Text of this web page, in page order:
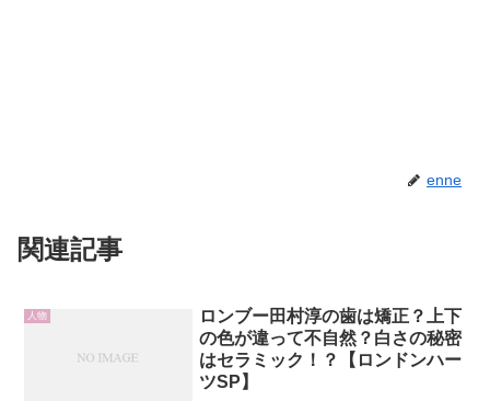
enne
関連記事
人物
ロンブー田村淳の歯は矯正？上下
の色が違って不自然？白さの秘密
はセラミック！？【ロンドンハー
ツSP】